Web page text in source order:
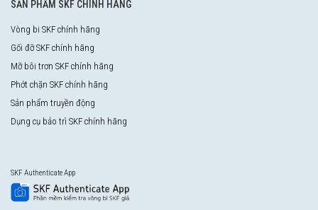
SẢN PHẨM SKF CHÍNH HÃNG
Vòng bi SKF chính hãng
Gối đỡ SKF chính hãng
Mỡ bôi trơn SKF chính hãng
Phớt chặn SKF chính hãng
Sản phẩm truyền động
Dụng cụ bảo trì SKF chính hãng
SKF Authenticate App